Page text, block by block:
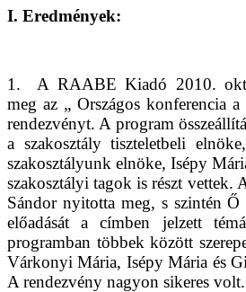
I. Eredmények:
1.
A RAABE Kiadó 2010.
meg az „ Országos konferencia
rendezvényt. A program
a szakosztály tiszteletbeli
szakosztályunk elnöke, Isépy
szakosztályi tagok is részt vettek.
Sándor nyitotta meg, s szintén Ő
előadását a címben jelzett
programban többek között
Várkonyi Mária, Isépy Mária és
A rendezvény nagyon sikeres volt.